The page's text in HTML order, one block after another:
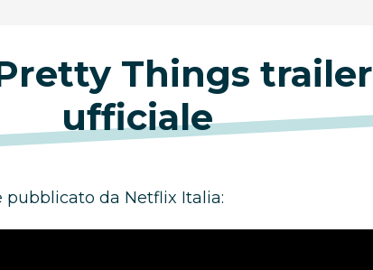
Things trailer
ufficiale
pubblicato da Netflix Italia: